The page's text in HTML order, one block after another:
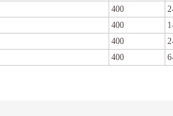
400
400
400
400